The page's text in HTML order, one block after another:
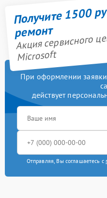
Получите 1500
ремонт
Акция сервисного
Microsoft
При оформлении
действует
Отправляя, Вы соглашаетесь с